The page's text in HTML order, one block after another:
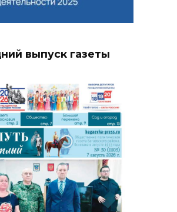
выпуск газеты